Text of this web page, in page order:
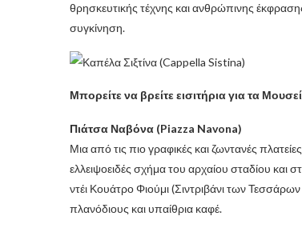
θρησκευτικής τέχνης και ανθρώπινης
συγκίνηση.
Μπορείτε να βρείτε εισιτήρια για τα
Πιάτσα Ναβόνα (Piazza Navona)
Μια από τις πιο γραφικές και ζωντανές
ελλειψοειδές σχήμα του αρχαίου σταδίου και
ντέι Κουάτρο Φιούμι (Σιντριβάνι των
πλανόδιους και υπαίθρια καφέ.